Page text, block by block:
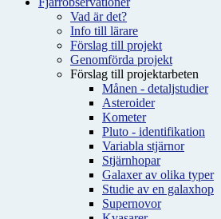
Vad är det?
Info till lärare
Förslag till projekt
Genomförda projekt
Förslag till projektarbeten
Månen - detaljstudier
Asteroider
Kometer
Pluto - identifikation
Variabla stjärnor
Stjärnhopar
Galaxer av olika typer
Studie av en galaxhop
Supernovor